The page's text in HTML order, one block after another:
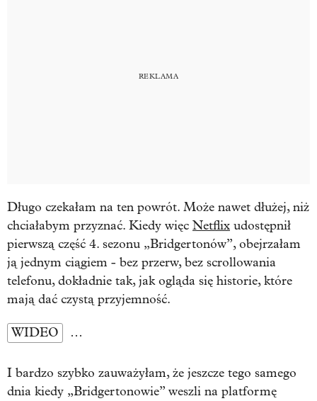
Długo czekałam na ten powrót. Może nawet dłużej, niż
chciałabym przyznać. Kiedy więc Netflix udostępnił
pierwszą część 4. sezonu „Bridgertonów”, obejrzałam
ją jednym ciągiem - bez przerw, bez scrollowania
telefonu, dokładnie tak, jak ogląda się historie, które
mają dać czystą przyjemność.
WIDEO …
I bardzo szybko zauważyłam, że jeszcze tego samego
dnia kiedy „Bridgertonowie” weszli na platformę